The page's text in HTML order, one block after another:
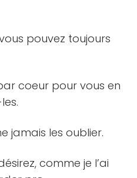
pouvez toujours
coeur pour vous en
jamais les oublier.
comme je l’ai